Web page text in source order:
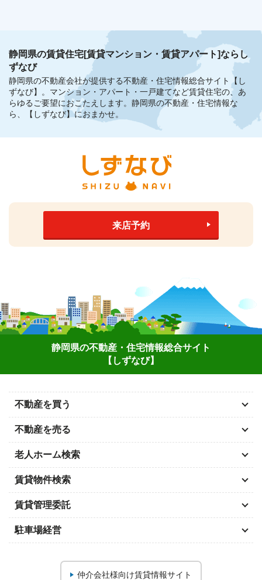
静岡県の賃貸住宅[賃貸マンション・賃貸アパート]ならし
ずなび
静岡県の不動産会社が提供する不動産・住宅情報総合サイト【し
ずなび】。 マンション・アパート・一戸建てなど賃貸住宅の、あ
らゆるご要望におこたえします。 静岡県の不動産・住宅情報な
ら、【しずなび】におまかせ。
来店予約
静岡県の不動産・住宅情報総合サイト
【しずなび】
不動産を買う
不動産を売る
老人ホーム検索
賃貸物件検索
賃貸管理委託
駐車場経営
仲介会社様向け賃貸情報サイト